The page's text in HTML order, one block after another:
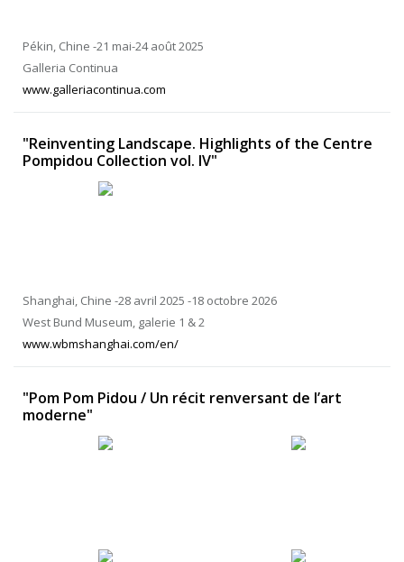
Pékin, Chine -21 mai-24 août 2025
Galleria Continua
www.galleriacontinua.com
"Reinventing Landscape. Highlights of the Centre
Pompidou Collection vol. IV"
Shanghai, Chine -28 avril 2025 -18 octobre 2026
West Bund Museum, galerie 1 & 2
www.wbmshanghai.com/en/
"Pom Pom Pidou / Un récit renversant de l’art
moderne"